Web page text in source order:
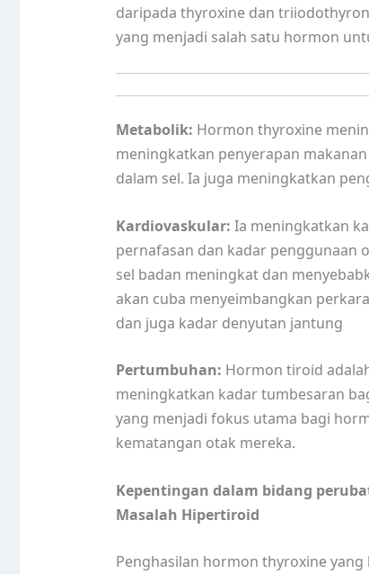
daripada thyroxine dan
yang menjadi salah satu hormon
Metabolik: Hormon thyroxine
meningkatkan penyerapan
dalam sel. Ia juga meningkatkan
Kardiovaskular: Ia meningkatkan
pernafasan dan kadar penggunaan
sel badan meningkat dan
akan cuba menyeimbangkan
dan juga kadar denyutan jantung
Pertumbuhan: Hormon tiroid
meningkatkan kadar tumbesaran
yang menjadi fokus utama bagi
kematangan otak mereka.
Kepentingan dalam bidang
Masalah Hipertiroid
Penghasilan hormon thyroxine